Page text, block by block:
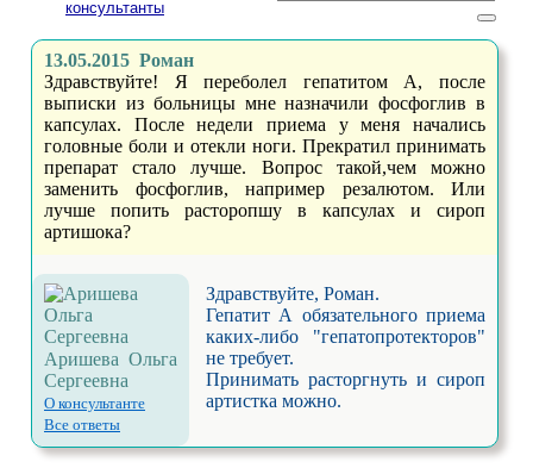
консультанты
13.05.2015 Роман
Здравствуйте! Я переболел гепатитом А, после
выписки из больницы мне назначили фосфоглив в
капсулах. После недели приема у меня начались
головные боли и отекли ноги. Прекратил принимать
препарат стало лучше. Вопрос такой,чем можно
заменить фосфоглив, например резалютом. Или
лучше попить расторопшу в капсулах и сироп
артишока?
Аришева Ольга
Сергеевна
О консультанте
Все ответы
Здравствуйте, Роман.
Гепатит А обязательного приема
каких-либо "гепатопротекторов"
не требует.
Принимать расторгнуть и сироп
артистка можно.